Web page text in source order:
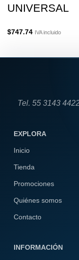
UNIVERSAL
$747.74 IVA incluido
Tel. 55 3143
EXPLORA
Inicio
Tienda
Promociones
Quiénes somos
Contacto
INFORMACIÓN